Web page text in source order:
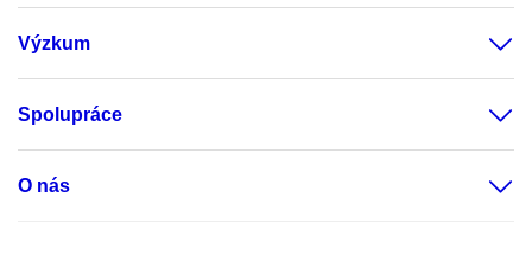
Výzkum
Spolupráce
O nás